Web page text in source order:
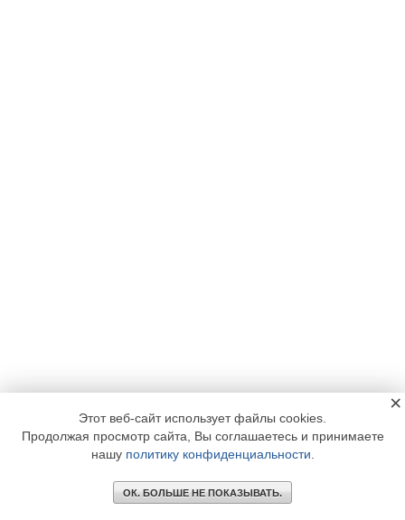
Этот веб-сайт использует файлы cookies.
Продолжая просмотр сайта, Вы соглашаетесь и принимаете
нашу политику конфиденциальности
ОК. БОЛЬШЕ НЕ ПОКАЗЫВАТЬ.
×